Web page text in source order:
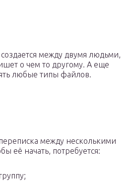
между двумя людьми,
о чем то другому. А еще
любые типы файлов.
между несколькими
её начать, потребуется: